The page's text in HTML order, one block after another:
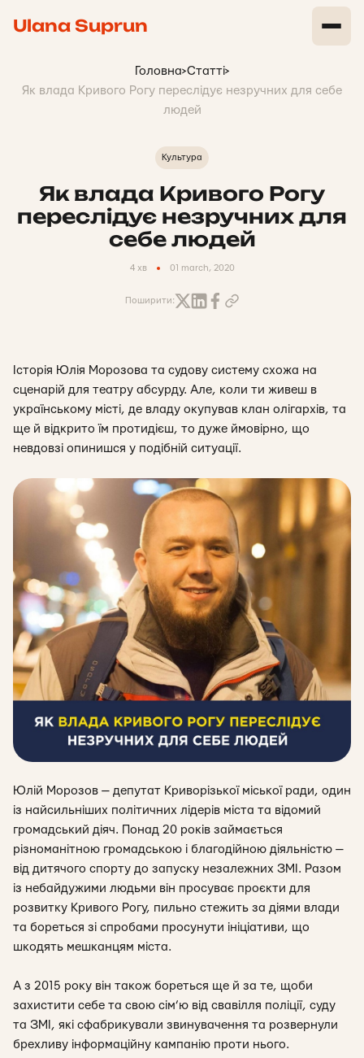
Ulana Suprun
Головна>Статті>
Як влада Кривого Рогу переслідує незручних для себе
людей
Культура
Як влада Кривого Рогу
переслідує незручних для
себе людей
4 хв 01 march, 2020
Поширити:
Історія Юлія Морозова та судову систему схожа на
сценарій для театру абсурду. Але, коли ти живеш в
українському місті, де владу окупував клан олігархів, та
ще й відкрито їм протидієш, то дуже ймовірно, що
невдовзі опинишся у подібній ситуації.
Юлій Морозов — депутат Криворізької міської ради, один
із найсильніших політичних лідерів міста та відомий
громадський діяч. Понад 20 років займається
різноманітною громадською і благодійною діяльністю —
від дитячого спорту до запуску незалежних ЗМІ. Разом
із небайдужими людьми він просуває проєкти для
розвитку Кривого Рогу, пильно стежить за діями влади
та бореться зі спробами просунути ініціативи, що
шкодять мешканцям міста.
А з 2015 року він також бореться ще й за те, щоби
захистити себе та свою сім’ю від свавілля поліції, суду
та ЗМІ, які сфабрикували звинувачення та розвернули
брехливу інформаційну кампанію проти нього.